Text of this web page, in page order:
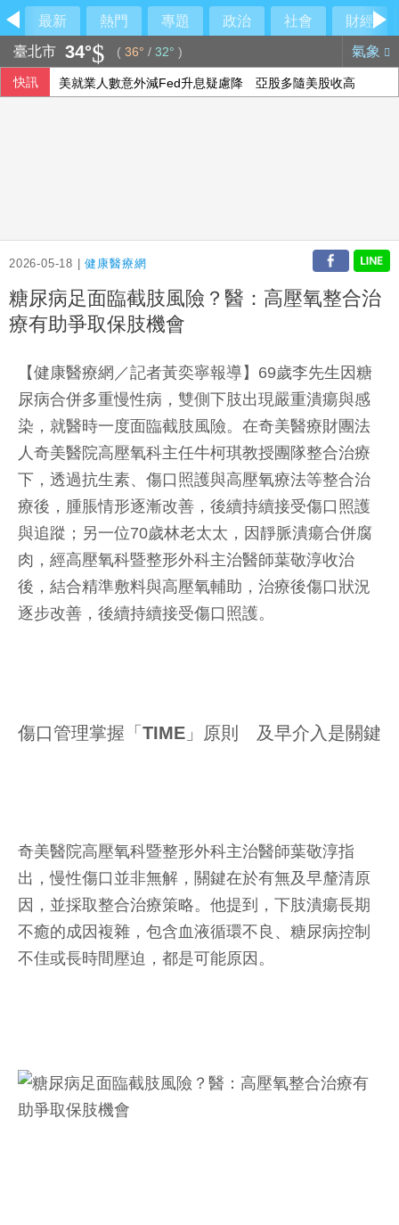
最新 熱門 專題 政治 社會
財經
臺北市 34° ( 36° / 32° ) 氣象
快訊 美就業人數意外減Fed升息疑慮降 亞股多隨美股收高
2026-05-18 |健康醫療網
糖尿病足面臨截肢風險？醫：高壓氧整合治
療有助爭取保肢機會
【健康醫療網／記者黃奕寧報導】69歲李先生因糖
尿病合併多重慢性病，雙側下肢出現嚴重潰瘍與感
染，就醫時一度面臨截肢風險。在奇美醫療財團法
人奇美醫院高壓氧科主任牛柯琪教授團隊整合治療
下，透過抗生素、傷口照護與高壓氧療法等整合治
療後，腫脹情形逐漸改善，後續持續接受傷口照護
與追蹤；另一位70歲林老太太，因靜脈潰瘍合併腐
肉，經高壓氧科暨整形外科主治醫師葉敬淳收治
後，結合精準敷料與高壓氧輔助，治療後傷口狀況
逐步改善，後續持續接受傷口照護。
傷口管理掌握「TIME」原則 及早介入是關鍵
奇美醫院高壓氧科暨整形外科主治醫師葉敬淳指
出，慢性傷口並非無解，關鍵在於有無及早釐清原
因，並採取整合治療策略。他提到，下肢潰瘍長期
不癒的成因複雜，包含血液循環不良、糖尿病控制
不佳或長時間壓迫，都是可能原因。